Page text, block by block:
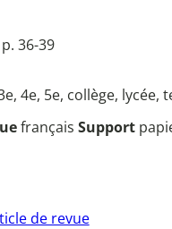
36-39
4e, 5e, collège, lycée,
français Support
de revue